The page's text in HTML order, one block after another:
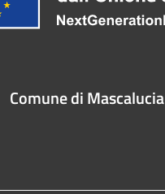
Comune di Mascalucia